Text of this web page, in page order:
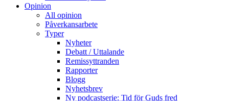
Opinion
All opinion
Påverkansarbete
Typer
Nyheter
Debatt / Uttalande
Remissyttranden
Rapporter
Blogg
Nyhetsbrev
Ny podcastserie: Tid för Guds fred